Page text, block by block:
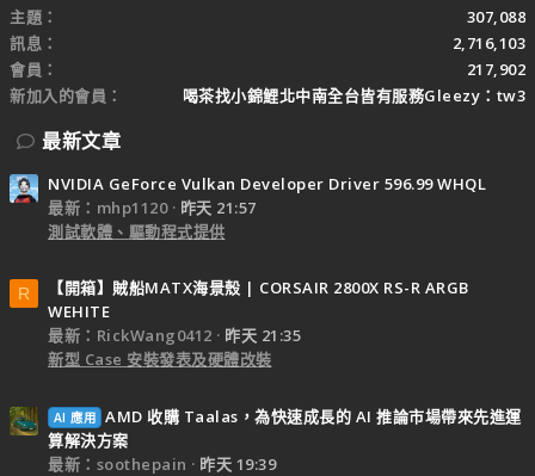
主題
307,088
訊息
2,716,103
會員
217,902
新加入的會員
喝茶找小錦鯉北中南全台皆有服務Gleezy：tw3
最新文章
NVIDIA GeForce Vulkan Developer Driver 596.99 WHQL
最新：mhp1120
昨天 21:57
測試軟體、驅動程式提供
R
【開箱】賊船MATX海景殼 | CORSAIR 2800X RS-R ARGB
WEHITE
最新：RickWang0412
昨天 21:35
新型 Case 安裝發表及硬體改裝
AI 應用 AMD 收購 Taalas，為快速成長的 AI 推論市場帶來先進運
算解決方案
最新：soothepain
昨天 19:39